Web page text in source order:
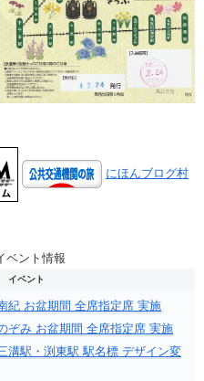
にほんブログ村
ベント情報
イベント
紀 お盆期間 全席指定席 実施
ぞみ お盆期間 全席指定席 実施
溝駅・渕東駅 駅名標 デザイン変